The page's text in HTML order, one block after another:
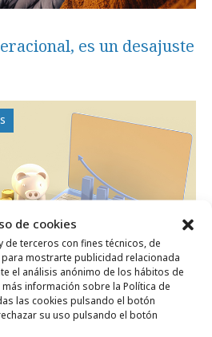
de cookies
terceros con fines técnicos, de
mostrarte publicidad relacionada
el análisis anónimo de los hábitos de
información sobre la Política de
las cookies pulsando el botón
su uso pulsando el botón
es un desajuste
¿un aliado para